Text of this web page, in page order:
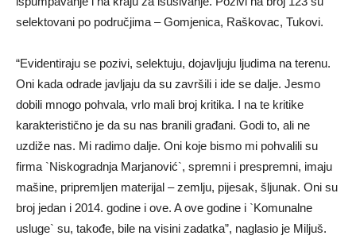
selektovani po područjima – Gomjenica, Raškovac, Tukovi.
“Evidentiraju se pozivi, selektuju, dojavljuju ljudima na terenu.
Oni kada odrade javljaju da su završili i ide se dalje. Jesmo
dobili mnogo pohvala, vrlo mali broj kritika. I na te kritike
karakteristično je da su nas branili građani. Godi to, ali ne
uzdiže nas. Mi radimo dalje. Oni koje bismo mi pohvalili su
firma `Niskogradnja Marjanović`, spremni i prespremni, imaju
mašine, pripremljen materijal – zemlju, pijesak, šljunak. Oni su
broj jedan i 2014. godine i ove. A ove godine i `Komunalne
usluge` su, takođe, bile na visini zadatka”, naglasio je Miljuš.